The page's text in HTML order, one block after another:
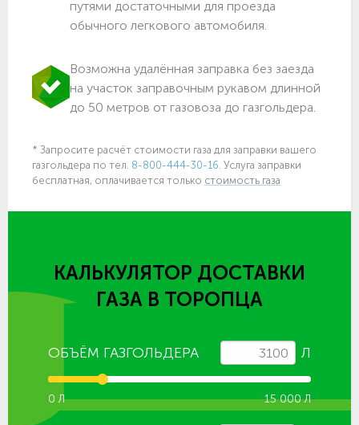
путями достаточными для проезда
обычного легкового автомобиля.
Возможна удалённая заправка без заезда
на участок заправочным рукавом длинной
до 50 метров от газовоза до газгольдера.
* Запросите расчёт стоимости газа для заправки вашего
газгольдера по тел. 8-800-444-30-16. Услуга заправки
бесплатная, оплачивается только стоимость газа
КАЛЬКУЛЯТОР ДОСТАВКИ
ГАЗА В ТОРОПЦА
ОБЪЁМ ГАЗГОЛЬДЕРА Л
0 Л 15 000 Л